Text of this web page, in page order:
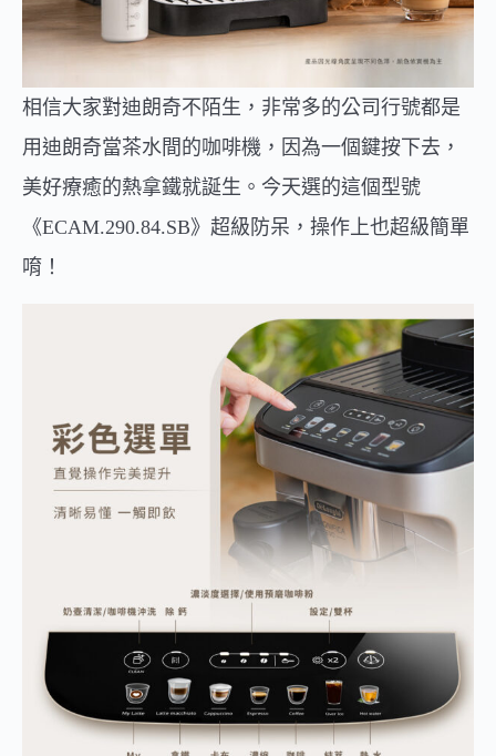
相信大家對迪朗奇不陌生，非常多的公司行號都是
用迪朗奇當茶水間的咖啡機，因為一個鍵按下去，
美好療癒的熱拿鐵就誕生。今天選的這個型號
《ECAM.290.84.SB》超級防呆，操作上也超級簡單
唷！